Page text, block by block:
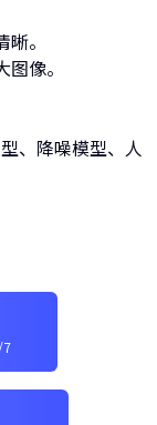
。
像。
、降噪模型、人
7